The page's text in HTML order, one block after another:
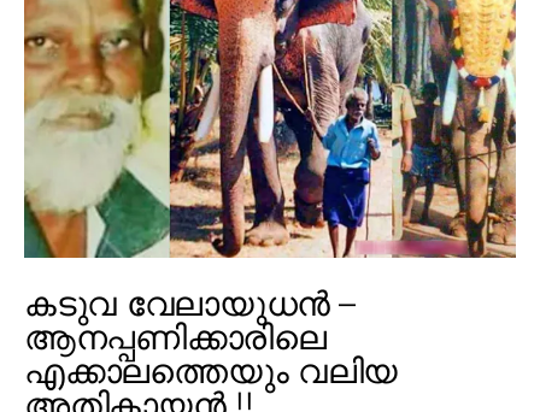
കടുവ വേലായുധൻ –
ആനപ്പണിക്കാരിലെ
എക്കാലത്തെയും വലിയ